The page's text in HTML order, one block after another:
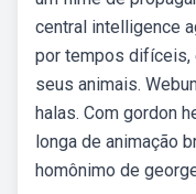
central intelligence
por tempos difíceis,
seus animais.
halas. Com gordon
longa de animação
homônimo de